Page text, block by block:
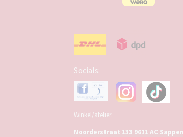
Socials:
Winkel/atelier:
Noorderstraat 133 9611 AC